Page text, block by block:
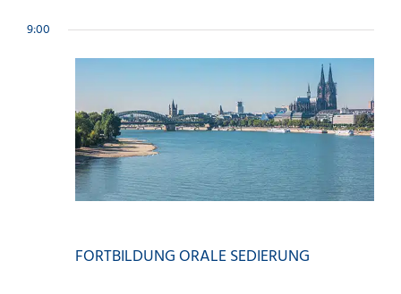
9:00
FORTBILDUNG ORALE SEDIERUNG